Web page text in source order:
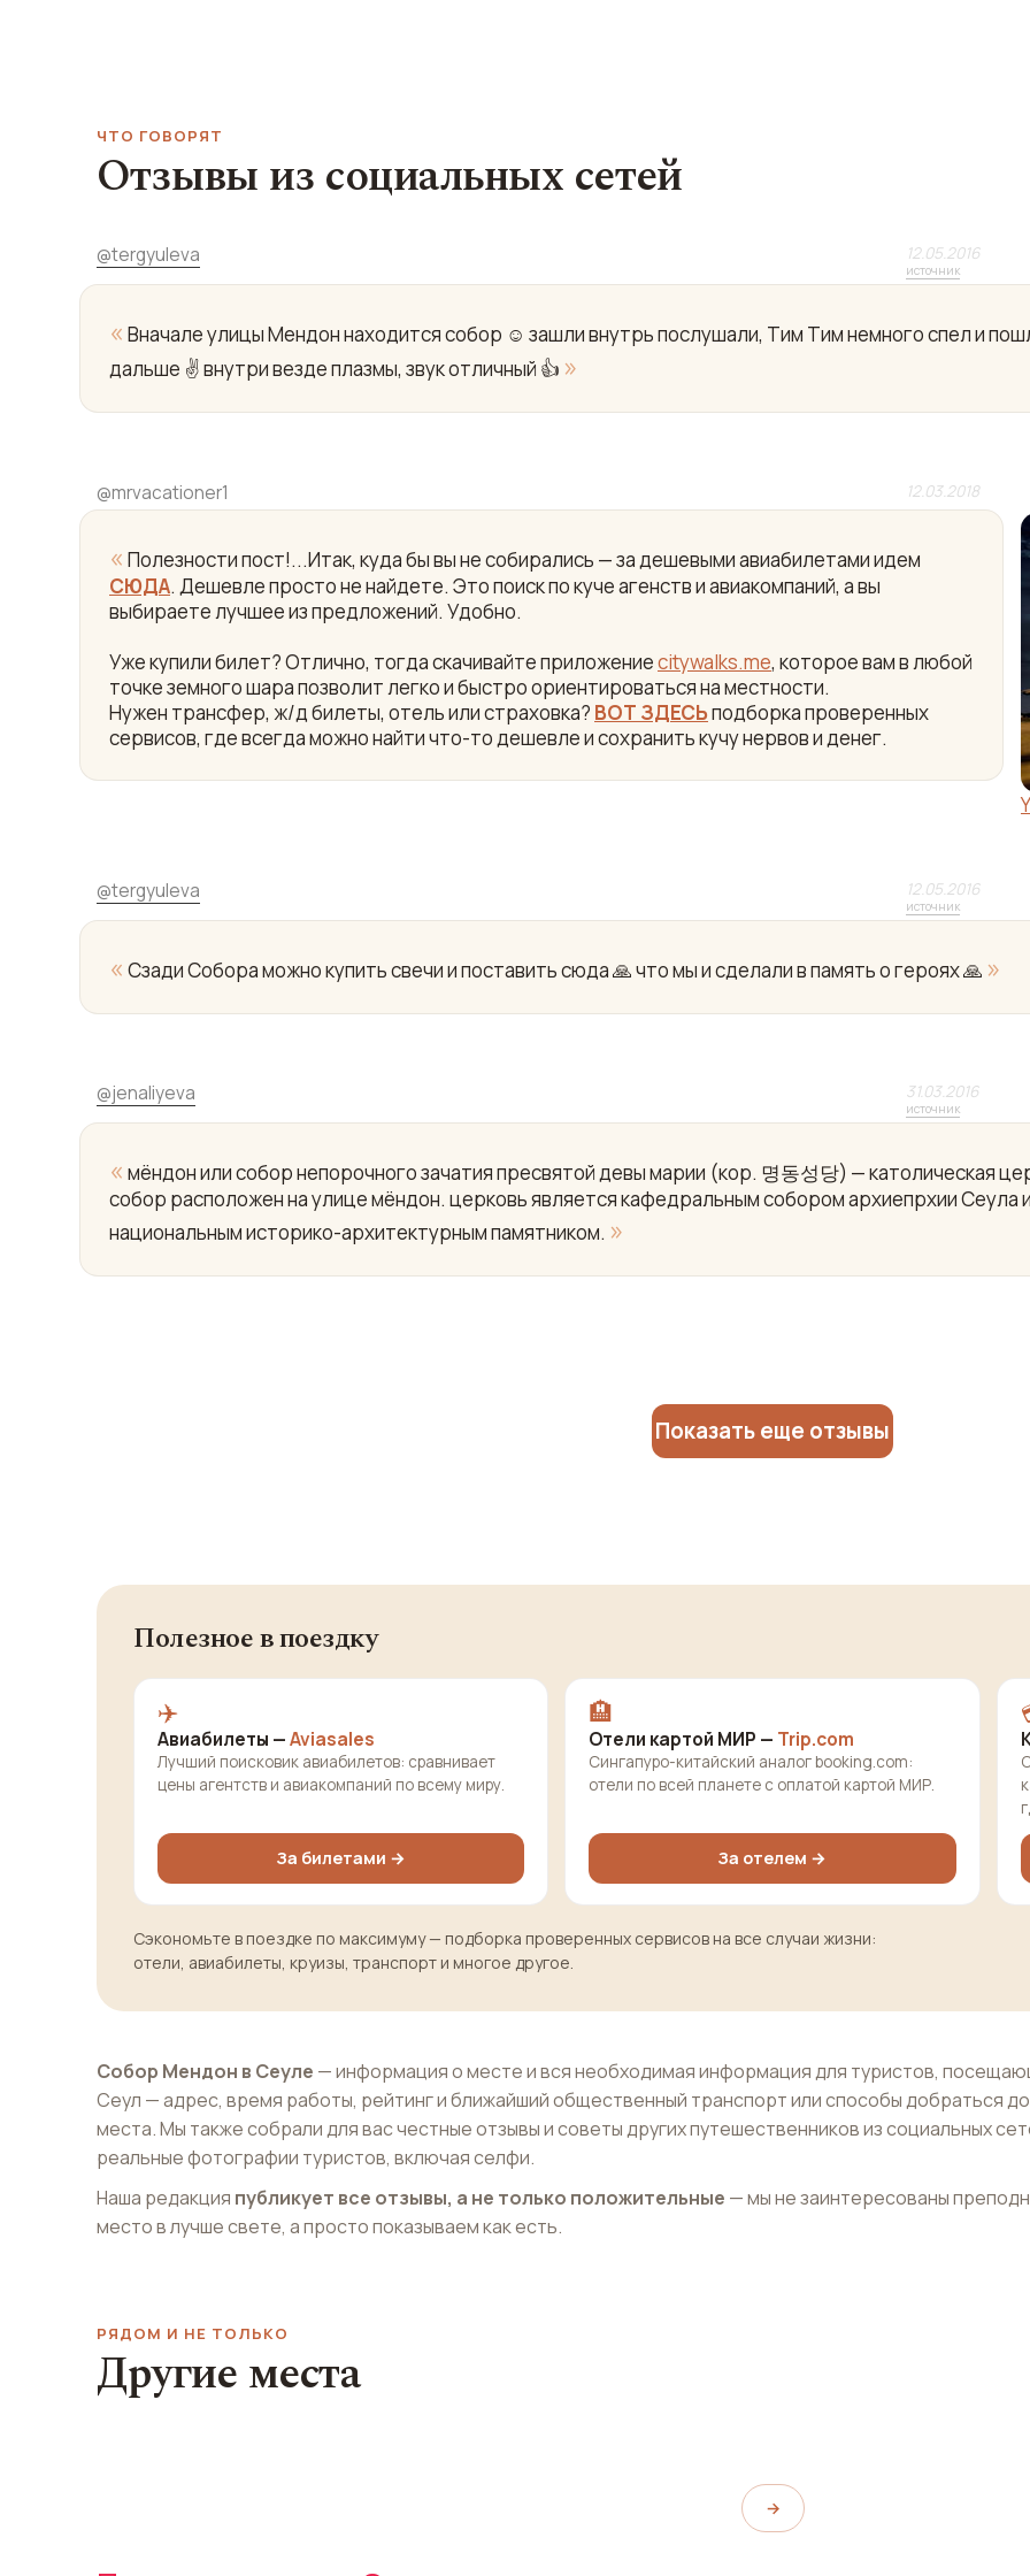
ЧТО ГОВОРЯТ
Отзывы из социальных сетей
@tergyuleva 12.05.2016
источник
« Вначале улицы Мендон находится собор ☺️ зашли внутрь послушали, Тим Тим немного спел и
дальше ✌️ внутри везде плазмы, звук отличный 👍 »
@mrvacationer1 12.03.2018
« Полезности пост!...Итак, куда бы вы не собирались — за дешевыми авиабилетами идем
СЮДА. Дешевле просто не найдете. Это поиск по куче агенств и авиакомпаний, а вы
выбираете лучшее из предложений. Удобно.
Уже купили билет? Отлично, тогда скачивайте приложениеcitywalks.me, которое вам в любой
точке земного шара позволит легко и быстро ориентироваться на местности.
Нужен трансфер, ж/д билеты, отель или страховка? ВОТ ЗДЕСЬподборка проверенных
сервисов, где всегда можно найти что-то дешевле и сохранить кучу нервов и денег.
@tergyuleva 12.05.2016
источник
« Сзади Собора можно купить свечи и поставить сюда 🙏 что мы и сделали в память о героях 🙏 »
@jenaliyeva 31.03.2016
источник
« мёндон или собор непорочного зачатия пресвятой девы марии (кор. 명동성당) — католическая
собор расположен на улице мёндон. церковь является кафедральным собором архиепрхии Сеула
национальным историко-архитектурным памятником. »
Показать еще отзывы
Полезное в поездку
✈️
Авиабилеты —Aviasales
Лучший поисковик авиабилетов: сравнивает
цены агентств и авиакомпаний по всему миру.
За билетами →
🏨
Отели картой МИР — Trip.com
Сингапуро-китайский аналог booking.com:
отели по всей планете с оплатой картой МИР.
За отелем →
Сэкономьте в поездке по максимуму — подборка проверенных сервисов на все случаи жизни:
отели, авиабилеты, круизы, транспорт и многое другое.
Собор Мендон в Сеуле — информация о месте и вся необходимая информация для туристов,
Сеул — адрес, время работы, рейтинг и ближайший общественный транспорт или способы добраться до
места. Мы также собрали для вас честные отзывы и советы других путешественников из социальных
реальные фотографии туристов, включая селфи.
Наша редакция публикует все отзывы, а не только положительные — мы не заинтересованы
место в лучше свете, а просто показываем как есть.
РЯДОМ И НЕ ТОЛЬКО
Другие места
Клуб Октагон
→